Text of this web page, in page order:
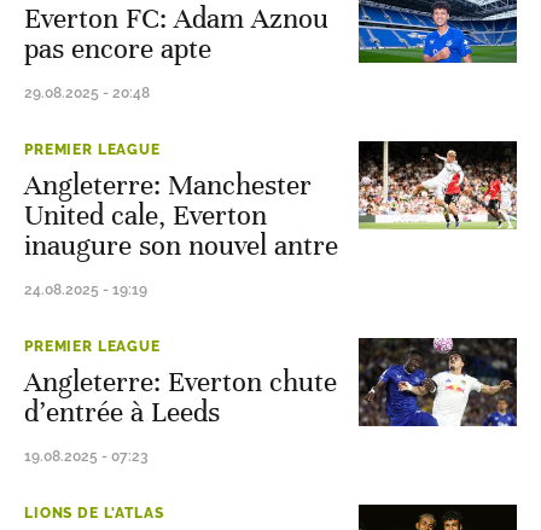
Everton FC: Adam Aznou
pas encore apte
29.08.2025 - 20:48
PREMIER LEAGUE
Angleterre: Manchester
United cale, Everton
inaugure son nouvel antre
24.08.2025 - 19:19
PREMIER LEAGUE
Angleterre: Everton chute
d’entrée à Leeds
19.08.2025 - 07:23
LIONS DE L'ATLAS